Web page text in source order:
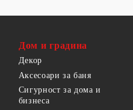
Дом и градина
Декор
Аксесоари за баня
Сигурност за дома и
бизнеса